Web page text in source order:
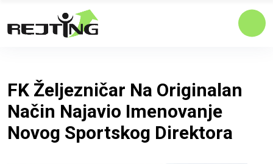
FK Željezničar Na Originalan
Način Najavio Imenovanje
Novog Sportskog Direktora